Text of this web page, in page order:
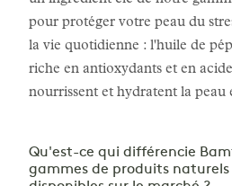
pour protéger votre peau du
la vie quotidienne : l'huile de
riche en antioxydants et en
nourrissent et hydratent la peau
Qu'est-ce qui différencie
gammes de produits naturels